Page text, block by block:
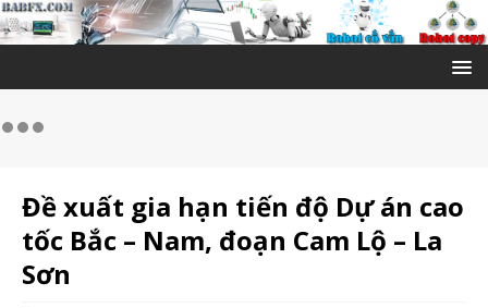
Đề xuất gia hạn tiến độ Dự án cao
tốc Bắc – Nam, đoạn Cam Lộ – La
Sơn